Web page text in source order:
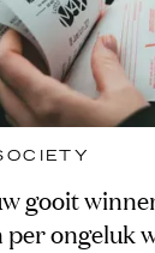
gooit
per ongeluk